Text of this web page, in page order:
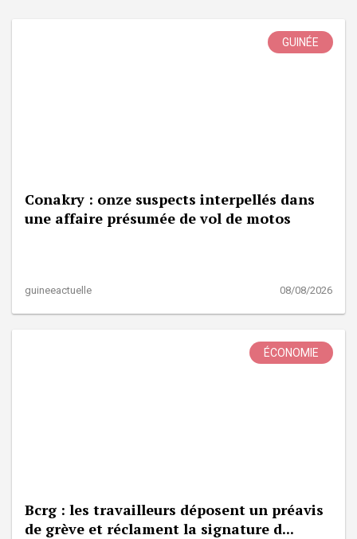
GUINÉE
Conakry : onze suspects interpellés dans
une affaire présumée de vol de motos
guineeactuelle 08/08/2026
ÉCONOMIE
Bcrg : les travailleurs déposent un préavis
de grève et réclament la signature d...